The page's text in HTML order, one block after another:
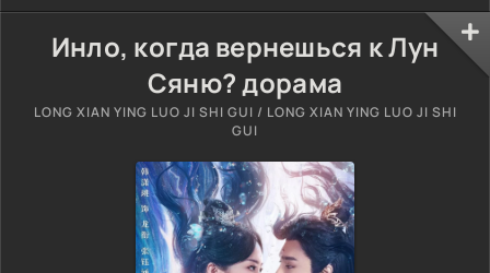
Инло, когда вернешься к Лун
Сяню? дорама
LONG XIAN YING LUO JI SHI GUI / LONG XIAN YING LUO JI SHI
GUI